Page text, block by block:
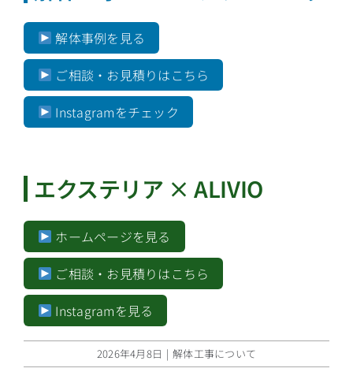
解体事例を見る
ご相談・お見積りはこちら
Instagramをチェック
エクステリア × ALIVIO
ホームページを見る
ご相談・お見積りはこちら
Instagramを見る
2026年4月8日 | 解体工事について